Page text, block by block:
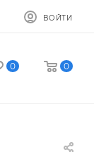
ВОЙТИ
0 0